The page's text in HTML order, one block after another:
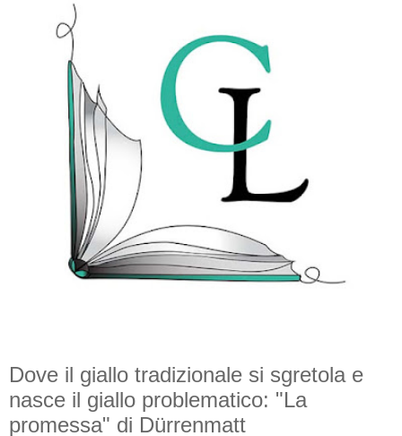
Dove il giallo tradizionale si sgretola e
nasce il giallo problematico: "La
promessa" di Dürrenmatt